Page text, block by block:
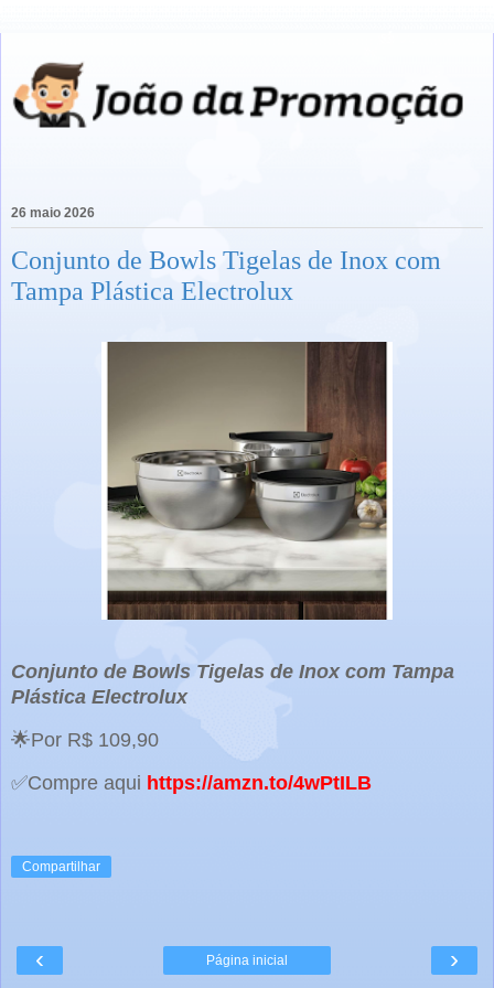
26 maio 2026
Conjunto de Bowls Tigelas de Inox com
Tampa Plástica Electrolux
Conjunto de Bowls Tigelas de Inox com Tampa
Plástica Electrolux
🌟Por R$ 109,90
✅Compre aqui https://amzn.to/4wPtILB
Compartilhar
‹ ›
Página inicial